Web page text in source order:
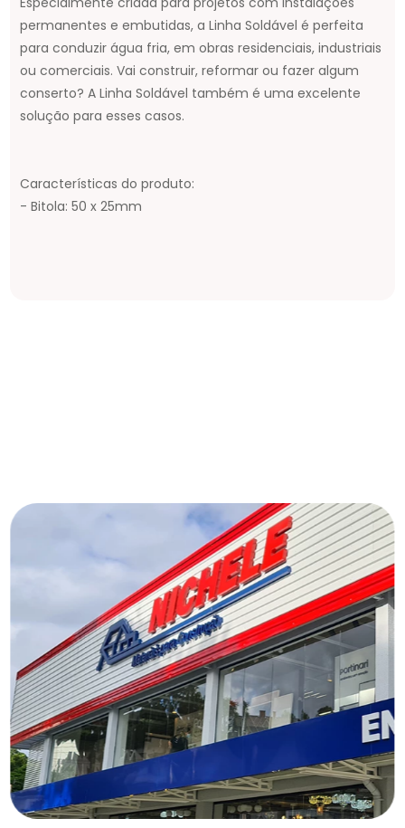
permanentes e embutidas, a Linha Soldável é perfeita
para conduzir água fria, em obras residenciais, industriais
ou comerciais. Vai construir, reformar ou fazer algum
conserto? A Linha Soldável também é uma excelente
solução para esses casos.
Características do produto:
- Bitola: 50 x 25mm